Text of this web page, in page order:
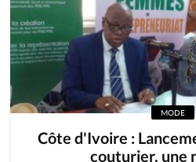
MODE
Côte d'Ivoire :
couturier, une